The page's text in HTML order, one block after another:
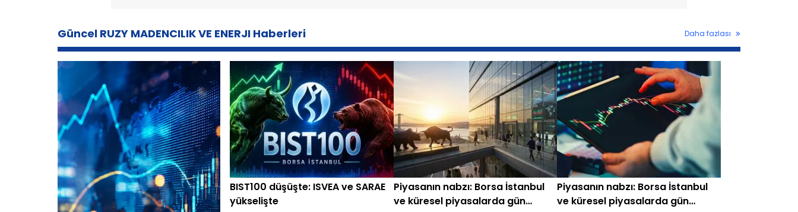
Güncel RUZY MADENCILIK VE ENERJI Haberleri Daha fazlası
BIST100 düşüşte: ISVEA ve SARAE
yükselişte
Piyasanın nabzı: Borsa İstanbul
ve küresel piyasalarda gün
Piyasanın nabzı: Borsa İstanbul
ve küresel piyasalarda gün